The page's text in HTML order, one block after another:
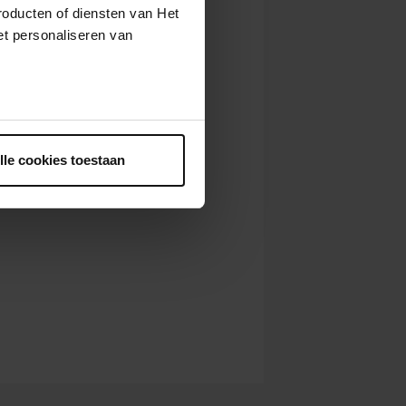
of diensten van Het
personaliseren van
cookies toestaan